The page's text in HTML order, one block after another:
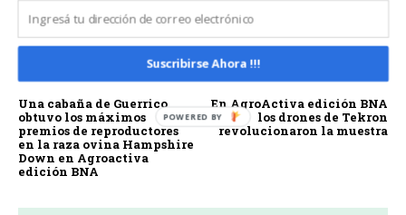
AGROACTIVA AGROACTIVA 2026
Artículo anterior
Una cabaña de Guerrico
obtuvo los máximos
premios de reproductores
en la raza ovina Hampshire
Down en Agroactiva
edición BNA
Artículo siguiente
En AgroActiva edición BNA
los drones de Tekron
revolucionaron la muestra
Suscribirse Ahora !!!